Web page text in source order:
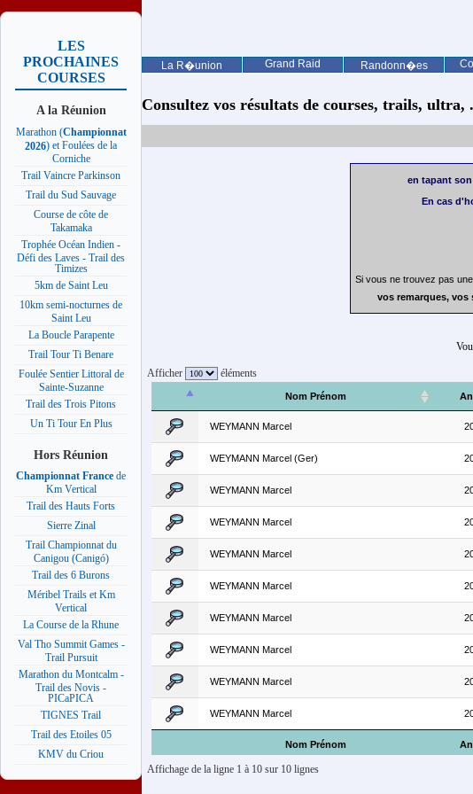
La R�union Grand Raid Randonn�es
LES
PROCHAINES
COURSES
A la Réunion
Marathon (Championnat
2026) et Foulées de la
Corniche
Trail Vaincre Parkinson
Trail du Sud Sauvage
Course de côte de
Takamaka
Trophée Océan Indien -
Défi des Laves - Trail des
Timizes
5km de Saint Leu
10km semi-nocturnes de
Saint Leu
La Boucle Parapente
Trail Tour Ti Benare
Foulée Sentier Littoral de
Sainte-Suzanne
Trail des Trois Pitons
Un Ti Tour En Plus
Hors Réunion
Championnat France de
Km Vertical
Trail des Hauts Forts
Sierre Zinal
Trail Championnat du
Canigou (Canigó)
Trail des 6 Burons
Méribel Trails et Km
Vertical
La Course de la Rhune
Val Tho Summit Games -
Trail Pursuit
Marathon du Montcalm -
Trail des Novis -
PICaPICA
TIGNES Trail
Trail des Etoiles 05
KMV du Criou
Consultez vos résultats de courses, trails, ultra,
en tapant
En cas
Si vous ne trouvez pas
vos remarques,
Afficher éléments
Nom Prénom
Nom Prénom
WEYMANN Marcel
WEYMANN Marcel (Ger)
WEYMANN Marcel
WEYMANN Marcel
WEYMANN Marcel
WEYMANN Marcel
WEYMANN Marcel
WEYMANN Marcel
WEYMANN Marcel
WEYMANN Marcel
Affichage de la ligne 1 à 10 sur 10 lignes